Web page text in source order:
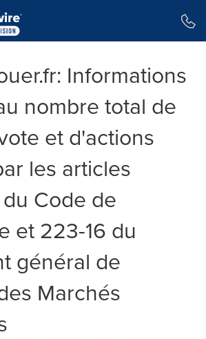
Informations
nombre total de
et d'actions
les articles
Code de
et 223-16 du
général de
Marchés